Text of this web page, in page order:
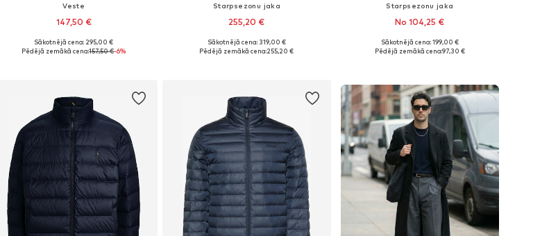
Veste
147,50 €
Pieejamie izmēri: S, M, L, XL, XXL
Sākotnējā cena: 295,00 €
Pēdējā zemākā cena:157,50 €-6%
Starpsezonu jaka
255,20 €
Pieejamie izmēri: S, M, L, XL, XXL
Sākotnējā cena: 319,00 €
Pēdējā zemākā cena:255,20 €
Starpsezonu jaka
No 104,25 €
Pieejamie izmēri: XS, S, M, L, XL
Sākotnējā cena: 199,00 €
Pēdējā zemākā cena:97,30 €